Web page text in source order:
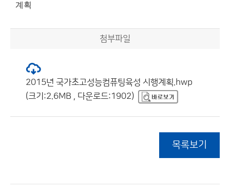
계획
첨부파일
2015년 국가초고성능컴퓨팅육성 시행계획.hwp
(크기:2.6MB , 다운로드:1902)
목록보기